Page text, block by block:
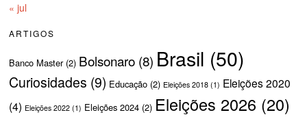
« jul
ARTIGOS
Banco Master(2) Bolsonaro (8) Brasil (50)
Curiosidades (9) Educação (2) Eleições 2018 (1) Eleições 2020
(4) Eleições 2022 (1) Eleições 2024 (2) Eleições 2026 (20)